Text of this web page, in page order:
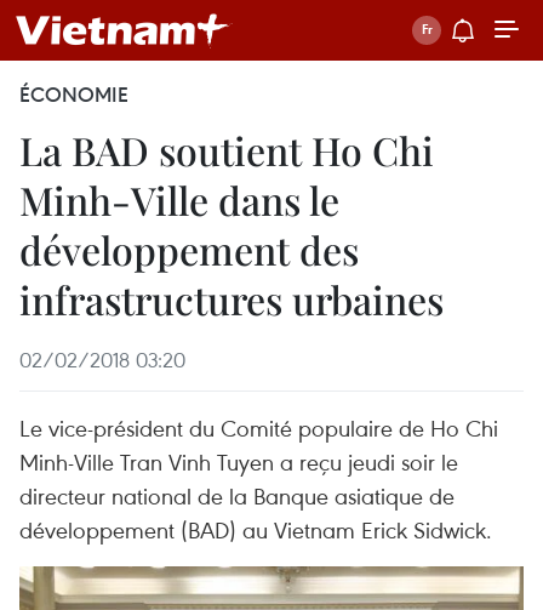
ÉCONOMIE
La BAD soutient Ho Chi
Minh-Ville dans le
développement des
infrastructures urbaines
02/02/2018 03:20
Le vice-président du Comité populaire de Ho Chi
Minh-Ville Tran Vinh Tuyen a reçu jeudi soir le
directeur national de la Banque asiatique de
développement (BAD) au Vietnam Erick Sidwick.